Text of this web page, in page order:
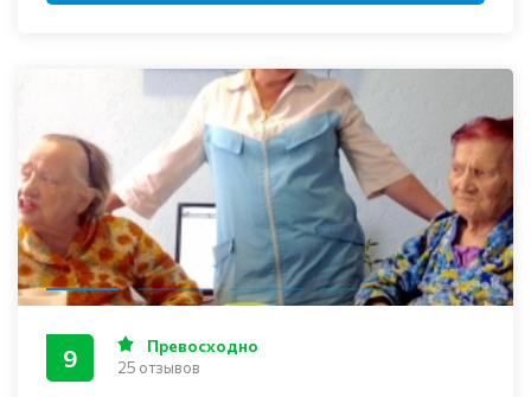
9 Превосходно
25 отзывов